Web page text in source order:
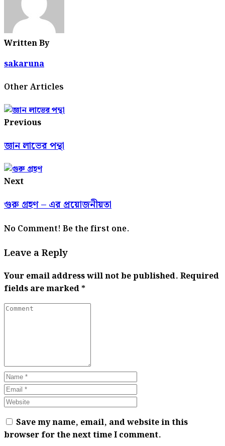
Written By
sakaruna
Other Articles
Previous
জ্ঞান লাভের পন্থা
Next
গুরু গ্রহণ – এর প্রয়োজনীয়তা
No Comment! Be the first one.
Leave a Reply
Your email address will not be published. Required
fields are marked*
Save my name, email, and website in this
browser for the next time I comment.